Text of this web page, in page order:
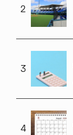
2
3
4